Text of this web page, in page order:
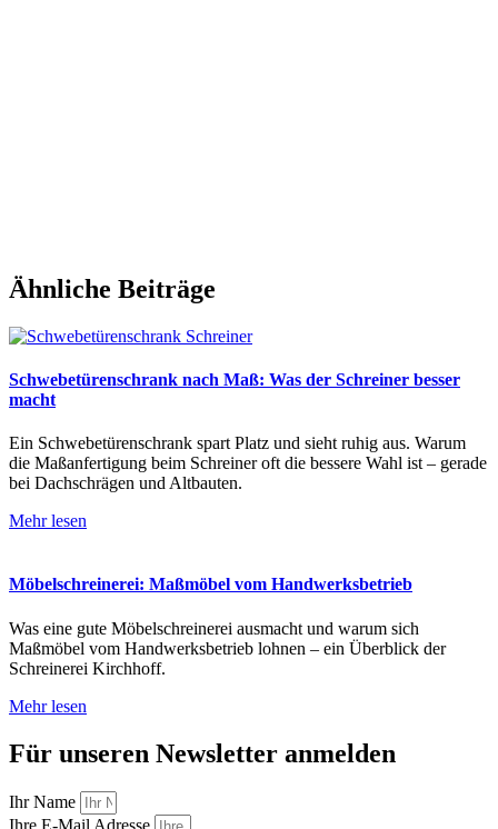
Ähnliche Beiträge
Schwebetürenschrank nach Maß: Was der Schreiner besser
macht
Ein Schwebetürenschrank spart Platz und sieht ruhig aus. Warum
die Maßanfertigung beim Schreiner oft die bessere Wahl ist – gerade
bei Dachschrägen und Altbauten.
Mehr lesen
Möbelschreinerei: Maßmöbel vom Handwerksbetrieb
Was eine gute Möbelschreinerei ausmacht und warum sich
Maßmöbel vom Handwerksbetrieb lohnen – ein Überblick der
Schreinerei Kirchhoff.
Mehr lesen
Für unseren Newsletter anmelden
Ihr Name
Ihre E-Mail Adresse